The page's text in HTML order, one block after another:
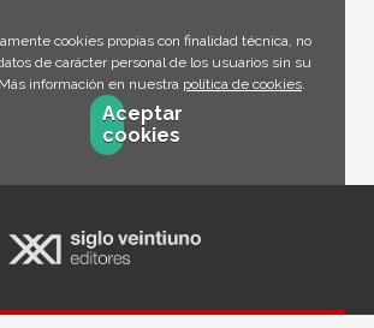
cookies propias con finalidad técnica, no
de carácter personal de los usuarios sin su
información en nuestra política de cookies.
Aceptar
cookies